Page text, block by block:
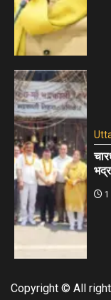
Copyright © All